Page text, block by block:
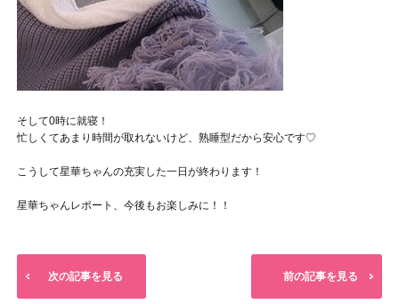
そして0時に就寝！
忙しくてあまり時間が取れないけど、熟睡型だから安心です♡
こうして星華ちゃんの充実した一日が終わります！
星華ちゃんレポート、今後もお楽しみに！！
次の記事を見る 前の記事を見る